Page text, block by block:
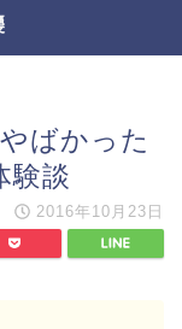
ばかった
験談
2016年10月23日